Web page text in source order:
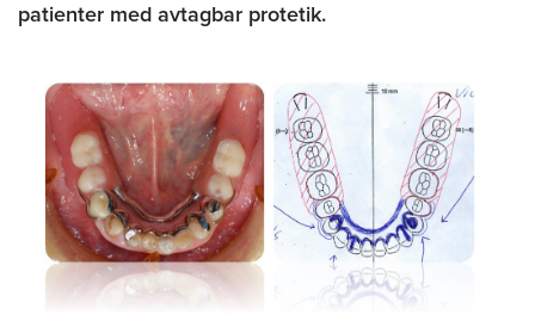
patienter med avtagbar protetik.